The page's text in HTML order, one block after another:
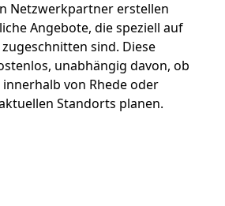
Netzwerkpartner erstellen
Angebote, die speziell auf
sind. Diese
unabhängig davon, ob
von Rhede oder
Standorts planen.